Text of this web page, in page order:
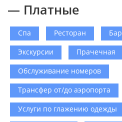
— Платные
Спа Ресторан Бар
Экскурсии
Прачечная
Обслуживание номеров
Трансфер от/до аэропорта
Услуги по глажению одежды